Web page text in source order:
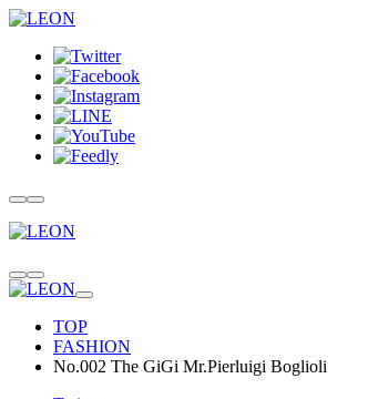
TOP
FASHION
No.002 The GiGi Mr.Pierluigi Boglioli